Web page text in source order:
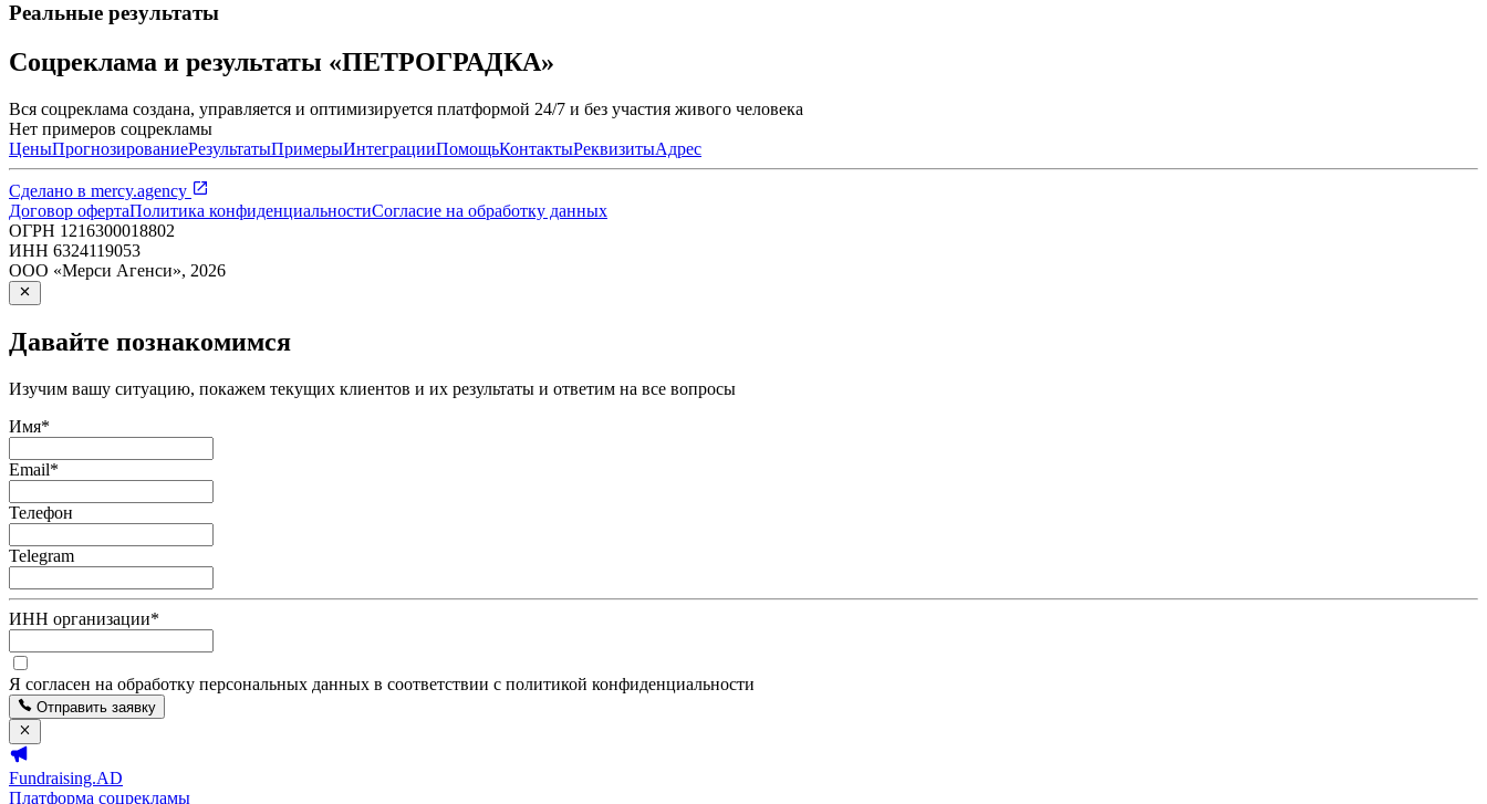
Реальные результаты
Соцреклама и результаты «ПЕТРОГРАДКА»
Вся соцреклама создана, управляется и оптимизируется платформой 24/7 и без участия живого человека
Нет примеров соцрекламы
ЦеныПрогнозированиеРезультатыПримерыИнтеграцииПомощьКонтактыРеквизитыАдрес
Сделано в mercy.agency
Договор офертаПолитика конфиденциальностиСогласие на обработку данных
ОГРН 1216300018802
ИНН 6324119053
ООО «Мерси Агенси», 2026
Давайте познакомимся
Изучим вашу ситуацию, покажем текущих клиентов и их результаты и ответим на все вопросы
Имя*
Email*
Телефон
Telegram
ИНН организации*
Я согласен на обработку персональных данных в соответствии с политикой конфиденциальности
Отправить заявку
Fundraising.AD
Платформа соцрекламы